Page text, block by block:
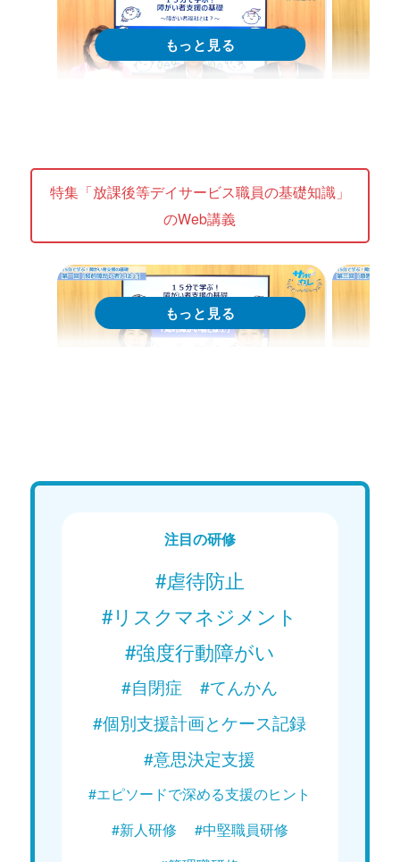
第2回「障がい者支援と支援者への
期待」
Web講義を視聴する
第1回
特集「放課後等デイサービス職員の基礎知識」
のWeb講義
（１）」
現在
注目の研修
#虐待防止
#リスクマネジメント
#強度行動障がい
#自閉症
#てんかん
#個別支援計画とケース記録
#意思決定支援
#エピソードで深める支援のヒント
#新人研修
#中堅職員研修